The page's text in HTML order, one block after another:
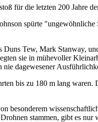
für die letzten 200 Jahre
spürte
Tew, Mark Stanway,
sie in mühevoller
dagewesener
bis zu 180 m lang waren.
besonderem
stammen, gibt es nur